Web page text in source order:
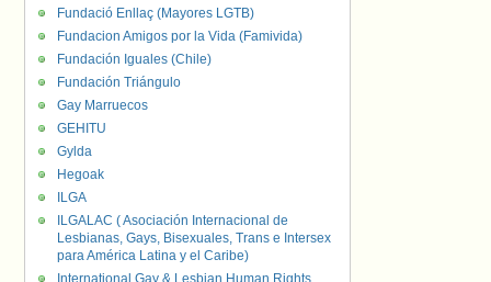
Fundació Enllaç (Mayores LGTB)
Fundacion Amigos por la Vida (Famivida)
Fundación Iguales (Chile)
Fundación Triángulo
Gay Marruecos
GEHITU
Gylda
Hegoak
ILGA
ILGALAC ( Asociación Internacional de
Lesbianas, Gays, Bisexuales, Trans e Intersex
para América Latina y el Caribe)
International Gay & Lesbian Human Rights